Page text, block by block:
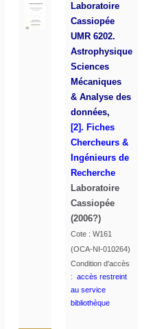
Laboratoire
Cassiopée
UMR 6202.
Astrophysique
Sciences
Mécaniques
& Analyse des
données,
[2]. Fiches
Chercheurs &
Ingénieurs de
Recherche
Laboratoire
Cassiopée
(2006?)
Cote : W161
(OCA-NI-010264)
Condition d'accès
: accès restreint
au service
bibliothèque